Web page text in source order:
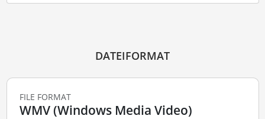
DATEIFORMAT
FILE FORMAT
WMV (Windows Media Video)